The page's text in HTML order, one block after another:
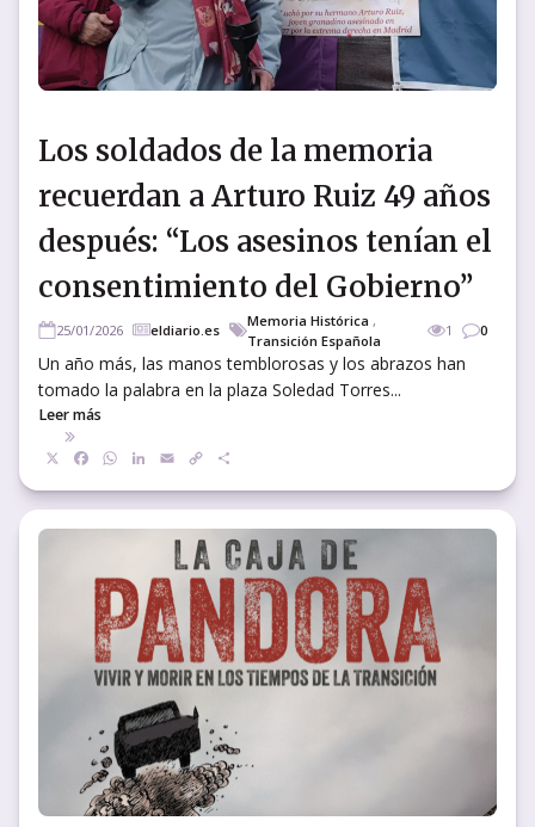
Los soldados de la memoria
recuerdan a Arturo Ruiz 49 años
después: “Los asesinos tenían el
consentimiento del Gobierno”
25/01/2026 eldiario.es
Memoria Histórica ,
Transición Española
1 0
Un año más, las manos temblorosas y los abrazos han
tomado la palabra en la plaza Soledad Torres...
Leer más
Facebook
WhatsApp
LinkedIn
EmailCopy